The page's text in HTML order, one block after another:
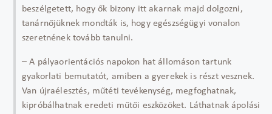
beszélgetett, hogy ők bizony itt akarnak majd dolgozni,
tanárnőjüknek mondták is, hogy egészségügyi vonalon
szeretnének tovább tanulni.
– A pályaorientációs napokon hat állomáson tartunk
gyakorlati bemutatót, amiben a gyerekek is részt vesznek.
Van újraélesztés, műtéti tevékenység, megfoghatnak,
kipróbálhatnak eredeti műtői eszközöket. Láthatnak ápolási